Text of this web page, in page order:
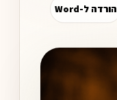
הורדה ל-Word